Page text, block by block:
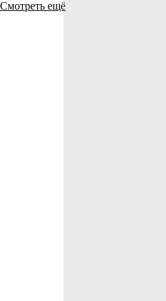
Смотреть ещё